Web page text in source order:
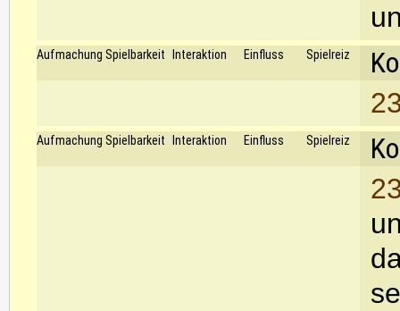
Aufmachung Spielbarkeit Interaktion Einfluss Spielreiz
Aufmachung Spielbarkeit Interaktion Einfluss Spielreiz